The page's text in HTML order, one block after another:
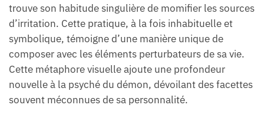
trouve son habitude singulière de momifier les sources
d’irritation. Cette pratique, à la fois inhabituelle et
symbolique, témoigne d’une manière unique de
composer avec les éléments perturbateurs de sa vie.
Cette métaphore visuelle ajoute une profondeur
nouvelle à la psyché du démon, dévoilant des facettes
souvent méconnues de sa personnalité.